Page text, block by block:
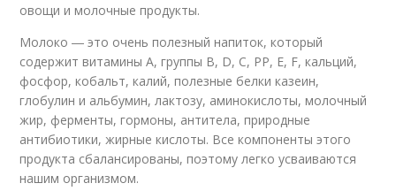
овощи и молочные продукты.
Молоко ― это очень полезный напиток, который
содержит витамины А, группы В, D, С, РР, Е, F, кальций,
фосфор, кобальт, калий, полезные белки казеин,
глобулин и альбумин, лактозу, аминокислоты, молочный
жир, ферменты, гормоны, антитела, природные
антибиотики, жирные кислоты. Все компоненты этого
продукта сбалансированы, поэтому легко усваиваются
нашим организмом.